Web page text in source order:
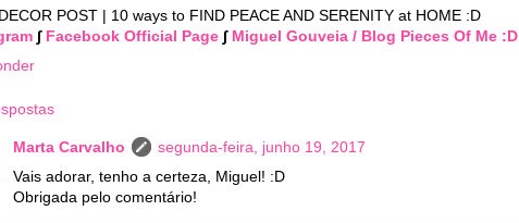
POST | 10 ways to FIND PEACE AND SERENITY at HOME :D
∫ Facebook Official Page ∫ Miguel Gouveia / Blog Pieces Of Me :D
Marta Carvalho
segunda-feira, junho 19, 2017
Vais adorar, tenho a certeza, Miguel! :D
Obrigada pelo comentário!